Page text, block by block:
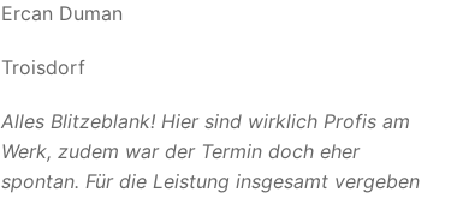
Ercan Duman
Troisdorf
Alles Blitzeblank! Hier sind wirklich Profis am
Werk, zudem war der Termin doch eher
spontan. Für die Leistung insgesamt vergeben